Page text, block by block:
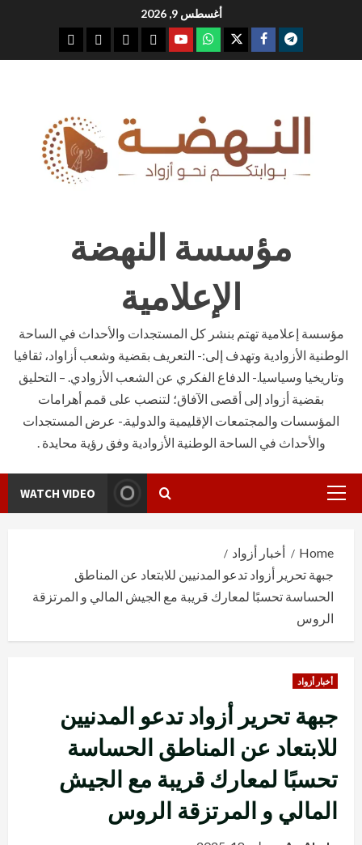
أغسطس 9, 2026
telegram
facebook
x
whatsap
youtube
مؤسسة النهضة
الإعلامية
مؤسسة إعلامية تهتم بنشر كل المستجدات والأحداث في الساحة
الوطنية الأزوادية وتهدف إلى:- التعريف بقضية وشعب أزاواد، ثقافيا
وتاريخيا وسياسيا.- الدفاع الفكري عن الشعب الأزوادي. – التحليق
بقضية أزواد إلى أقصى الآفاق؛ لتنصب على قمم أهرامات
المؤسسات والمجتمعات الإقليمية والدولية.- عرض المستجدات
والأحداث في الساحة الوطنية الأزوادية وفق رؤية محايدة .
Primary
WATCH VIDEO
Home
أخبار أزواد
جبهة تحرير أزواد تدعو المدنيين للابتعاد عن المناطق
الحساسة تحسبًا لمعارك قريبة مع الجيش المالي و المرتزقة
الروس
أخبار أزواد
جبهة تحرير أزواد تدعو المدنيين
للابتعاد عن المناطق الحساسة
تحسبًا لمعارك قريبة مع الجيش
المالي و المرتزقة الروس